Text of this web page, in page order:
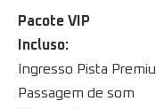
Pacote VIP
Incluso:
Ingresso Pista
Passagem de som